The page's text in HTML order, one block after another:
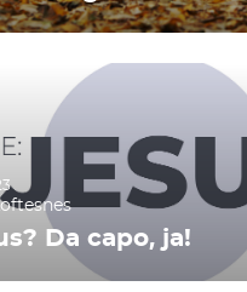
Da capo, ja!